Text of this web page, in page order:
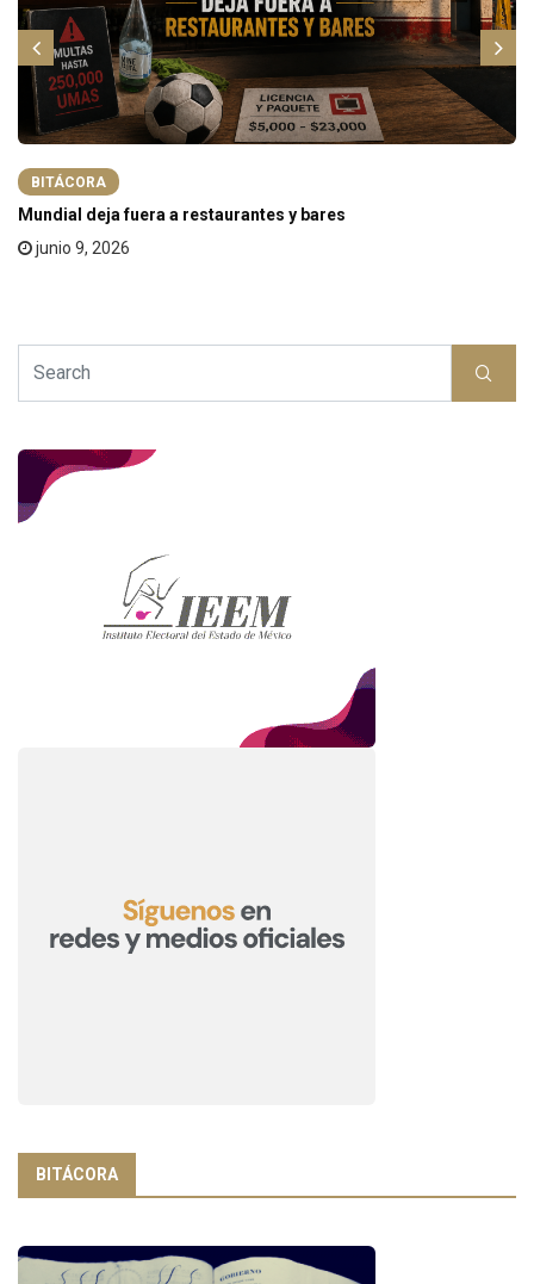
BITÁCORA
Mundial deja fuera a restaurantes y bares
junio 9, 2026
BITÁCORA